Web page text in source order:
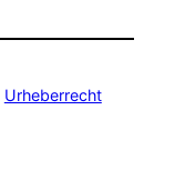
Urheberrecht